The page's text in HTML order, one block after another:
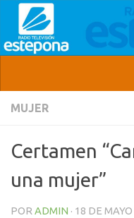
MUJER
Certamen
una mujer”
POR ADMIN · 18 DE